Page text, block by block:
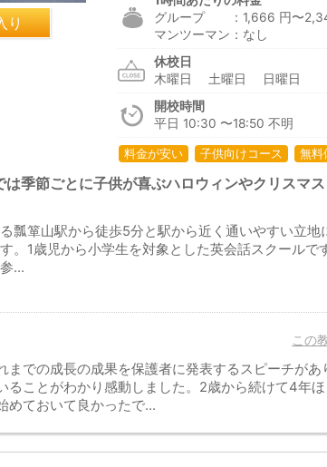
り
グループ ：1,666 円〜
マンツーマン：なし
休校日
木曜日 土曜日 日曜日
開校時間
平日 10:30 〜18:50 不明
料金が安い 子供向けコース 無料
は季節ごとに子供が喜ぶハロウィンやクリスマ
瓢箪山駅から徒歩5分と駅から近く通いやすい立地
。1歳児から小学生を対象とした英会話スクールで
...
この
までの成長の成果を保護者に発表するスピーチが
ることがわかり感動しました。2歳から続けて4年
めておいて良かったで...